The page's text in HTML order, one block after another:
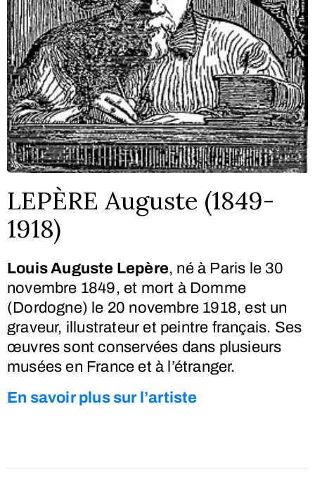
LEPÈRE Auguste (1849-
1918)
Louis Auguste Lepère, né à Paris le 30
novembre 1849, et mort à Domme
(Dordogne) le 20 novembre 1918, est un
graveur, illustrateur et peintre français. Ses
œuvres sont conservées dans plusieurs
musées en France et à l’étranger.
En savoir plus sur l’artiste